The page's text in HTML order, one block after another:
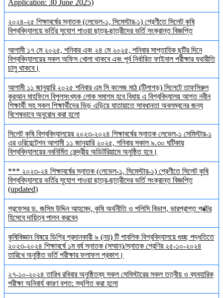
Application: 30 June 2025)
২০২৪-২৫ শিক্ষাবর্ষের স্নাতক (লেভেল-১, সিমেস্টার-১) শ্রেণীতে সিলেট কৃষি
বিশ্ববিদ্যালয়ে ভর্তির সুযোগ পাওয়া ছাত্র-ছাত্রীদের ভর্তি সংক্রান্ত বিজ্ঞপ্তি
আগামী ১৭ মে ২০২৫, শনিবার এবং ২৪ মে ২০২৫, শনিবার সাপ্তাহিক ছুটির দিনে
বিশ্ববিদ্যালয়ের সকল অফিস খোলা থাকবে এবং পূর্ব নির্ধারিত ফাইনাল পরীক্ষার যথারীতি
চালু থাকবে।
আগামী ১১ জানুয়ারি ২০২৫ শনিবার এম সি কলেজ মাঠ (টিলাগড়) সিলেটে তাফসিরুল
কুরআন মাহফিলে বিপুলসংখ্যক লোক সমাগম হবে বিধায় এ বিশ্ববিদ্যালয় আগত নবীন
শিক্ষার্থী সহ সকল শিক্ষার্থীদের ভিড় এড়িয়ে যাতায়াতে সাবধানতা অবলম্বনের জন্য
বিশেষভাবে অনুরোধ করা হলো
সিলেট কৃষি বিশ্ববিদ্যালয়ের ২০২৩-২০২৪ শিক্ষাবর্ষের স্নাতক লেভেল-১ সেমিস্টার-১
এর ওরিয়েন্টেশন আগামী ১১ জানুয়ারি ২০২৫, শনিবার সকাল ৯.৩০ ঘটিকায়
বিশ্ববিদ্যালয়ের নবনির্মিত কেন্দ্রীয় অডিটরিয়ামে অনুষ্ঠিত হবে।
*** ২০২৩-২৪ শিক্ষাবর্ষের স্নাতক (লেভেল-১, সিমেস্টার-১) শ্রেণীতে সিলেট কৃষি
বিশ্ববিদ্যালয়ে ভর্তির সুযোগ পাওয়া ছাত্র-ছাত্রীদের ভর্তি সংক্রান্ত বিজ্ঞপ্তি
(updated)
প্রফেসর ড. জসিম উদ্দিন আহমেদ, কৃষি অর্থনীতি ও পলিসি বিভাগ, ভারপ্রাপ্ত প্রক্টর
হিসেবে দায়িত্ব পালন করবেন
কৃষিবিজ্ঞান বিষয়ে ডিগ্রি প্রদানকারী ৯ (নয়) টি পাবলিক বিশ্ববিদ্যালয়ে গুচ্ছ পদ্ধতিতে
২০২৩-২০২৪ শিক্ষাবর্ষে ১ম বর্ষ স্নাতক (সম্মান)/স্নাতক শ্রেণির ২৫-১০-২০২৪
তারিখে অনুষ্ঠিত ভর্তি পরীক্ষার ফলাফল প্রকাশ।
২৭-১০-২০২৪ তারিখ রবিবার অনুষ্ঠিতব্য সকল সেমিস্টারের সকল তত্বীয় ও ব্যবহারিক
পরীক্ষা অনিবার্য কারণ বশত: স্থগিত করা হলো